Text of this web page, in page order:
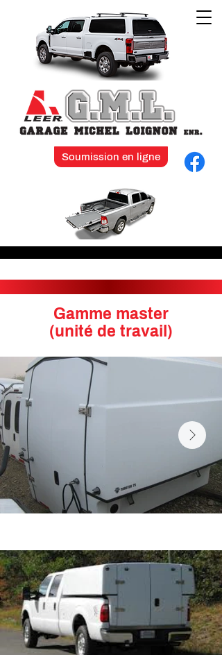
Soumission en ligne
Gamme master
(unité de travail)